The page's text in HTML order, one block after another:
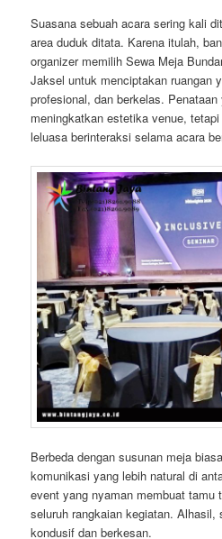
Suasana sebuah acara sering kali
area duduk ditata. Karena itulah,
organizer memilih Sewa Meja
Jaksel untuk menciptakan ruangan
profesional, dan berkelas.
meningkatkan estetika venue,
leluasa berinteraksi selama acara
Berbeda dengan susunan meja
komunikasi yang lebih natural di
event yang nyaman membuat tamu
seluruh rangkaian kegiatan. Alhasil,
kondusif dan berkesan.